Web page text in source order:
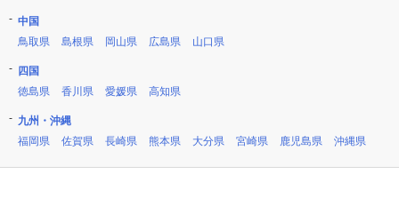
中国
鳥取県
島根県 岡山県 広島県 山口県
四国
徳島県
香川県 愛媛県 高知県
九州・沖縄
福岡県
佐賀県 長崎県 熊本県 大分県 宮崎県 鹿児島県 沖縄県